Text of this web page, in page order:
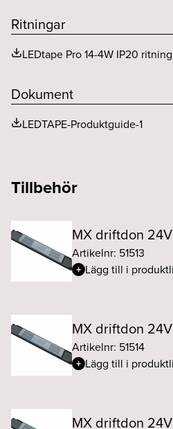
Ritningar
LEDtape Pro 14-4W IP20 ritning
Dokument
LEDTAPE-Produktguide-1
Tillbehör
MX driftdon
Artikelnr: 51513
Lägg till i
MX driftdon
Artikelnr: 51514
Lägg till i
MX driftdon